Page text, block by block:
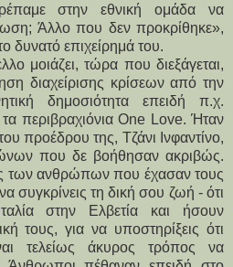
στην εθνική ομάδα να
Άλλο που δεν προκρίθηκε»,
δυνατό επιχείρημά του.
μοιάζει, τώρα που διεξάγεται,
διαχείρισης κρίσεων από την
δημοσιότητα επειδή π.χ.
περιβραχιόνια One Love. Ήταν
προέδρου της, Τζάνι Ινφαντίνο,
που δε βοήθησαν ακριβώς.
των ανθρώπων που έχασαν τους
συγκρίνεις τη δική σου ζωή - ότι
στην Ελβετία και ήσουν
τους, για να υποστηρίξεις ότι
τελείως άκυρος τρόπος να